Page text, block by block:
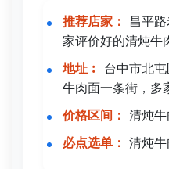
推荐店家：
昌平
家评价好的清炖牛
地址︰ 台中市北
牛肉面一条街，多
价格区间： 清炖
必点选单： 清炖牛